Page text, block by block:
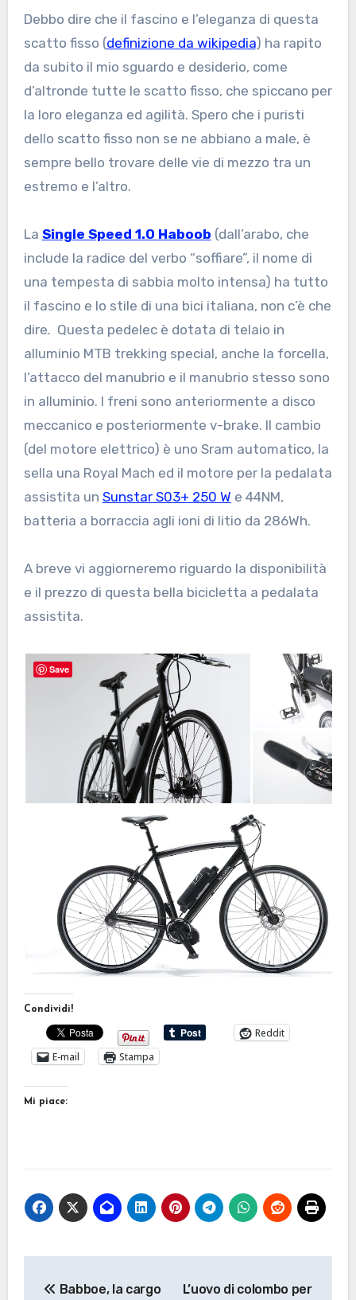
Debbo dire che il fascino e l’eleganza di questa
scatto fisso (definizione da wikipedia) ha rapito
da subito il mio sguardo e desiderio, come
d’altronde tutte le scatto fisso, che spiccano per
la loro eleganza ed agilità. Spero che i puristi
dello scatto fisso non se ne abbiano a male, è
sempre bello trovare delle vie di mezzo tra un
estremo e l’altro.
La Single Speed 1.0 Haboob (dall’arabo, che
include la radice del verbo “soffiare”, il nome di
una tempesta di sabbia molto intensa) ha tutto
il fascino e lo stile di una bici italiana, non c’è che
dire. Questa pedelec è dotata di telaio in
alluminio MTB trekking special, anche la forcella,
l’attacco del manubrio e il manubrio stesso sono
in alluminio. I freni sono anteriormente a disco
meccanico e posteriormente v-brake. Il cambio
(del motore elettrico) è uno Sram automatico, la
sella una Royal Mach ed il motore per la pedalata
assistita un Sunstar S03+ 250 W e 44NM,
batteria a borraccia agli ioni di litio da 286Wh.
A breve vi aggiorneremo riguardo la disponibilità
e il prezzo di questa bella bicicletta a pedalata
assistita.
Condividi!
Reddit
E-mail
Stampa
Mi piace:
Babboe, la cargo L’uovo di colombo per
Save